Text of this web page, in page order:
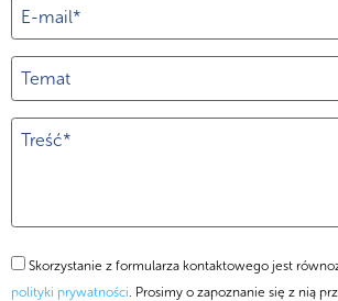
Skorzystanie z formularza kontaktowego jest
polityki prywatności. Prosimy o zapoznanie się z nią